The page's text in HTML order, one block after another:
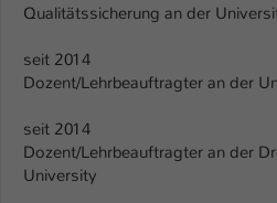
Qualitätssicherung an der
seit 2014
Dozent/Lehrbeauftragter an der
seit 2014
Dozent/Lehrbeauftragter an der
University
Zweck
Dieses Cookie
kann der